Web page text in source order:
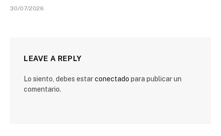
30/07/2026
LEAVE A REPLY
Lo siento, debes estarconectado para publicar un
comentario.